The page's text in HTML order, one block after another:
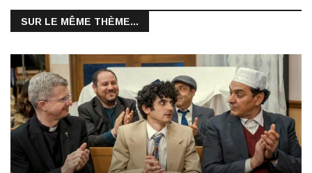
SUR LE MÊME THÈME...